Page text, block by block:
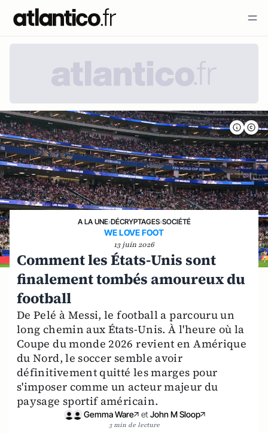
A LA UNE›DÉCRYPTAGES›SOCIÉTÉ
WE LOVE FOOT
13 juin 2026
Comment les États-Unis sont
finalement tombés amoureux du
football
De Pelé à Messi, le football a parcouru un
long chemin aux États-Unis. À l'heure où la
Coupe du monde 2026 revient en Amérique
du Nord, le soccer semble avoir
définitivement quitté les marges pour
s'imposer comme un acteur majeur du
paysage sportif américain.
Gemma Ware et John M Sloop
3 min de lecture